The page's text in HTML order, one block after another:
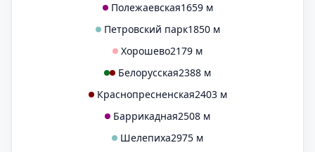
Полежаевская1659 м
Петровский парк1850 м
Хорошево2179 м
Белорусская2388 м
Краснопресненская2403 м
Баррикадная2508 м
Шелепиха2975 м